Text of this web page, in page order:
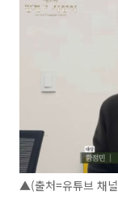
▲(출처=유튜브 채